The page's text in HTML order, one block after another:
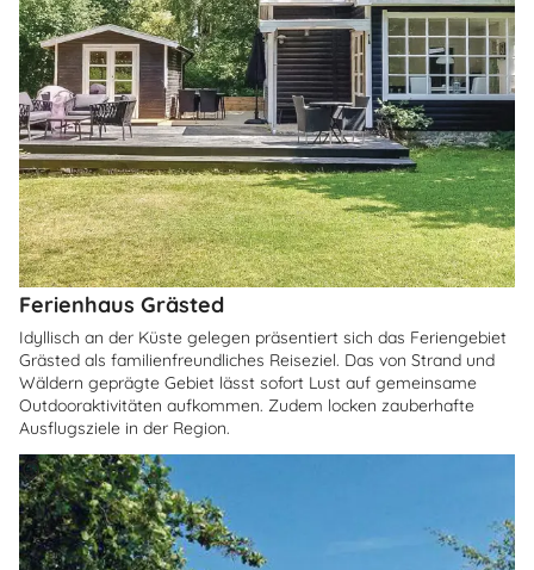
Ferienhaus Grästed
Idyllisch an der Küste gelegen präsentiert sich das Feriengebiet
Grästed als familienfreundliches Reiseziel. Das von Strand und
Wäldern geprägte Gebiet lässt sofort Lust auf gemeinsame
Outdooraktivitäten aufkommen. Zudem locken zauberhafte
Ausflugsziele in der Region.
ÜberFanö